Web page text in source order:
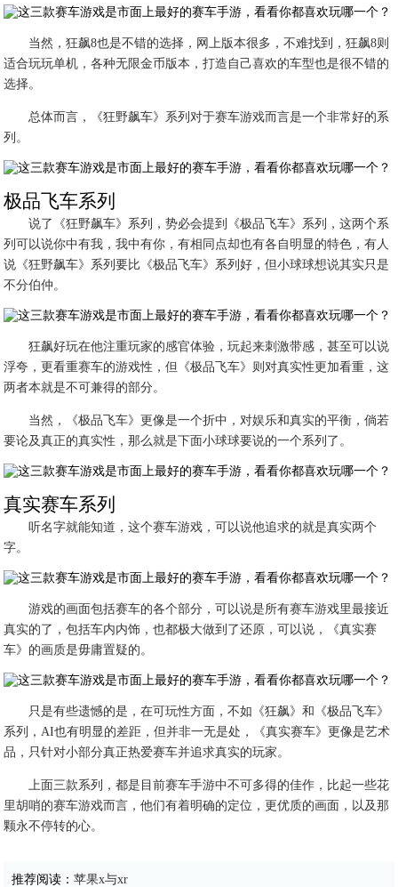
当然，狂飙8也是不错的选择，网上版本很多，不难找到，狂飙8则
适合玩玩单机，各种无限金币版本，打造自己喜欢的车型也是很不错的
选择。
总体而言，《狂野飙车》系列对于赛车游戏而言是一个非常好的系
列。
极品飞车系列
说了《狂野飙车》系列，势必会提到《极品飞车》系列，这两个系
列可以说你中有我，我中有你，有相同点却也有各自明显的特色，有人
说《狂野飙车》系列要比《极品飞车》系列好，但小球球想说其实只是
不分伯仲。
狂飙好玩在他注重玩家的感官体验，玩起来刺激带感，甚至可以说
浮夸，更看重赛车的游戏性，但《极品飞车》则对真实性更加看重，这
两者本就是不可兼得的部分。
当然，《极品飞车》更像是一个折中，对娱乐和真实的平衡，倘若
要论及真正的真实性，那么就是下面小球球要说的一个系列了。
真实赛车系列
听名字就能知道，这个赛车游戏，可以说他追求的就是真实两个
字。
游戏的画面包括赛车的各个部分，可以说是所有赛车游戏里最接近
真实的了，包括车内内饰，也都极大做到了还原，可以说，《真实赛
车》的画质是毋庸置疑的。
只是有些遗憾的是，在可玩性方面，不如《狂飙》和《极品飞车》
系列，AI也有明显的差距，但并非一无是处，《真实赛车》更像是艺术
品，只针对小部分真正热爱赛车并追求真实的玩家。
上面三款系列，都是目前赛车手游中不可多得的佳作，比起一些花
里胡哨的赛车游戏而言，他们有着明确的定位，更优质的画面，以及那
颗永不停转的心。
推荐阅读：苹果x与xr